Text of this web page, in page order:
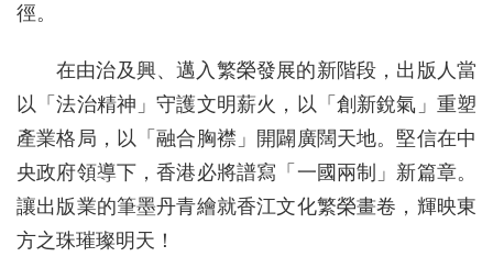
徑。
在由治及興、邁入繁榮發展的新階段，出版人當
以「法治精神」守護文明薪火，以「創新銳氣」重塑
產業格局，以「融合胸襟」開闢廣闊天地。堅信在中
央政府領導下，香港必將譜寫「一國兩制」新篇章。
讓出版業的筆墨丹青繪就香江文化繁榮畫卷，輝映東
方之珠璀璨明天！